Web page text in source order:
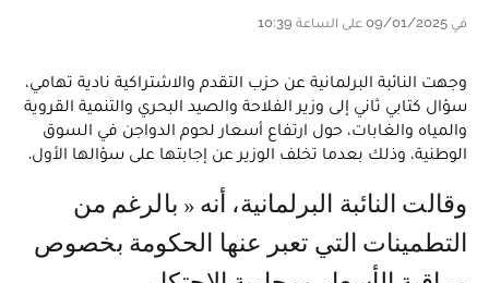
في 09/01/2025 على الساعة 10:39
وجهت النائبة البرلمانية عن حزب التقدم والاشتراكية نادية تهامي،
سؤال كتابي ثاني إلى وزير الفلاحة والصيد البحري والتنمية القروية
والمياه والغابات، حول ارتفاع أسعار لحوم الدواجن في السوق
الوطنية، وذلك بعدما تخلف الوزير عن إجابتها على سؤالها الأول.
وقالت النائبة البرلمانية، أنه « بالرغم من
التطمينات التي تعبر عنها الحكومة بخصوص